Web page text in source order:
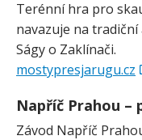
Terénní hra pro
navazuje na tradiční
Ságy o Zaklínači.
mostypresjarugu.cz
Napříč Prahou –
Závod Napříč